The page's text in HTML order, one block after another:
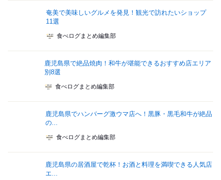
奄美で美味しいグルメを発見！観光で訪れたいショップ
11選
食べログまとめ編集部
鹿児島県で絶品焼肉！和牛が堪能できるおすすめ店エリア
別8選
食べログまとめ編集部
鹿児島県でハンバーグ激ウマ店へ！黒豚・黒毛和牛が絶品
の...
食べログまとめ編集部
鹿児島県の居酒屋で乾杯！お酒と料理を満喫できる人気店
エ...